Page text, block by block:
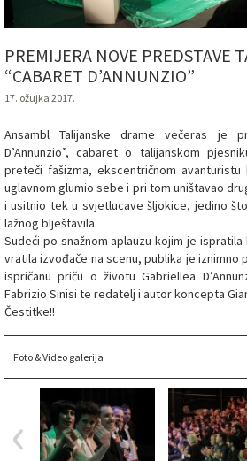
PREMIJERA NOVE PREDSTAVE
“CABARET D’ANNUNZIO”
17. ožujka 2017.
Ansambl Talijanske drame večeras je
D’Annunzio”, cabaret o talijanskom
preteči fašizma, ekscentričnom
uglavnom glumio sebe i pri tom uništavao
i usitnio tek u svjetlucave šljokice, jedino
lažnog blještavila.
Sudeći po snažnom aplauzu kojim je
vratila izvođače na scenu, publika je iznimno
ispričanu priču o životu Gabriellea
Fabrizio Sinisi te redatelj i autor koncepta
Čestitke!!
Foto & Video galerija